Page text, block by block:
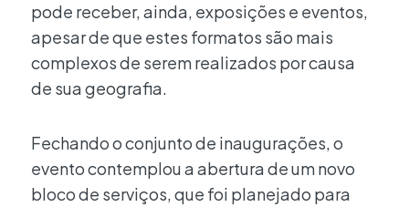
pode receber, ainda, exposições e eventos,
apesar de que estes formatos são mais
complexos de serem realizados por causa
de sua geografia.
Fechando o conjunto de inaugurações, o
evento contemplou a abertura de um novo
bloco de serviços, que foi planejado para